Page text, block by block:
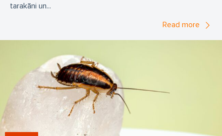
tarakāni un...
Read more